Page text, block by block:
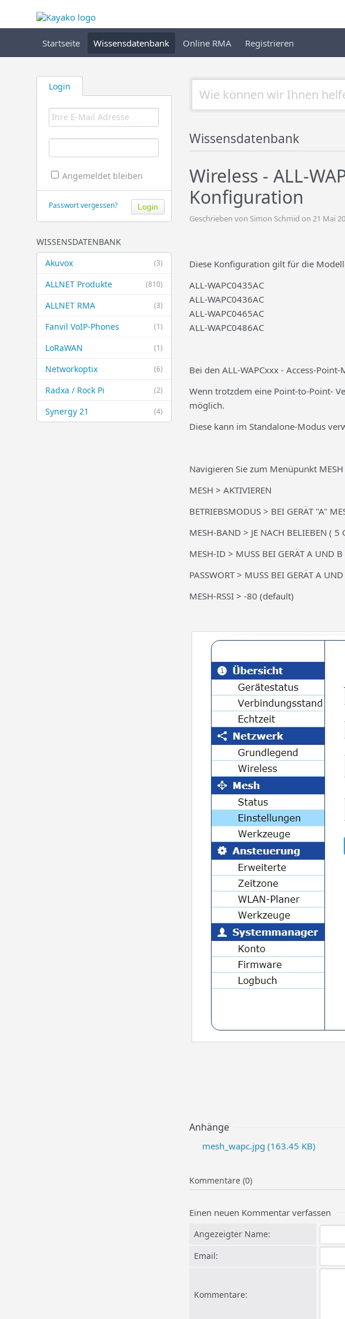
Startseite Wissensdatenbank Online RMA Registrieren
Login
Angemeldet bleiben
Passwort vergessen?
WISSENSDATENBANK
(3)
Akuvox
(810)
ALLNET Produkte
(3)
ALLNET RMA
(1)
Fanvil VoIP-Phones
(1)
LoRaWAN
(6)
Networkoptix
(2)
Radxa / Rock Pi
(4)
Synergy 21
Wissensdatenbank
Wireless - ALL-
Konfiguration
Geschrieben von Simon Schmid on 21 Mai
Diese Konfiguration gilt für die
ALL-WAPC0435AC
ALL-WAPC0436AC
ALL-WAPC0465AC
ALL-WAPC0486AC
Bei den ALL-WAPCxxx - Access-
Wenn trotzdem eine Point-to-Point-
möglich.
Diese kann im Standalone-Modus
Navigieren Sie zum Menüpunkt
MESH > AKTIVIEREN
BETRIEBSMODUS > BEI GERÄT "A"
MESH-BAND > JE NACH BELIEBEN
MESH-ID > MUSS BEI GERÄT A UND B
PASSWORT > MUSS BEI GERÄT A
MESH-RSSI > -80 (default)
Anhänge
mesh_wapc.jpg (163.45 KB)
Kommentare (0)
Einen neuen Kommentar verfassen
Angezeigter Name:
Email:
Kommentare: